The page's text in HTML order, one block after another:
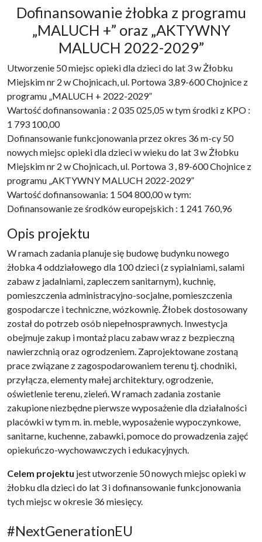
Dofinansowanie żłobka z programu
„MALUCH +” oraz „AKTYWNY
MALUCH 2022-2029”
Utworzenie 50 miejsc opieki dla dzieci do lat 3 w Żłobku
Miejskim nr 2 w Chojnicach, ul. Portowa 3,89-600 Chojnice z
programu „MALUCH + 2022-2029”
Wartość dofinansowania : 2 035 025,05 w tym środki z KPO :
1 793 100,00
Dofinansowanie funkcjonowania przez okres 36 m-cy 50
nowych miejsc opieki dla dzieci w wieku do lat 3 w Żłobku
Miejskim nr 2 w Chojnicach, ul. Portowa 3 , 89-600 Chojnice z
programu „AKTYWNY MALUCH 2022-2029”
Wartość dofinansowania: 1 504 800,00 w tym:
Dofinansowanie ze środków europejskich : 1 241 760,96
Opis projektu
W ramach zadania planuje się budowę budynku nowego
żłobka 4 oddziałowego dla 100 dzieci (z sypialniami, salami
zabaw z jadalniami, zapleczem sanitarnym), kuchnię,
pomieszczenia administracyjno-socjalne, pomieszczenia
gospodarcze i techniczne, wózkownię. Żłobek dostosowany
został do potrzeb osób niepełnosprawnych. Inwestycja
obejmuje zakup i montaż placu zabaw wraz z bezpieczną
nawierzchnią oraz ogrodzeniem. Zaprojektowane zostaną
prace związane z zagospodarowaniem terenu tj. chodniki,
przyłącza, elementy małej architektury, ogrodzenie,
oświetlenie terenu, zieleń. W ramach zadania zostanie
zakupione niezbędne pierwsze wyposażenie dla działalności
placówki w tym m. in. meble, wyposażenie wypoczynkowe,
sanitarne, kuchenne, zabawki, pomoce do prowadzenia zajęć
opiekuńczo-wychowawczych i edukacyjnych.
Celem projektu jest utworzenie 50 nowych miejsc opieki w
żłobku dla dzieci do lat 3 i dofinansowanie funkcjonowania
tych miejsc w okresie 36 miesięcy.
#NextGenerationEU